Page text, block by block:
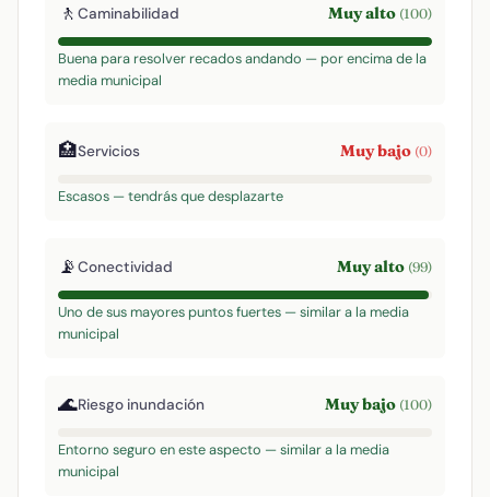
🚶 Caminabilidad Muy alto (100)
Buena para resolver recados andando — por encima de la
media municipal
🏥Servicios Muy bajo (0)
Escasos — tendrás que desplazarte
📡Conectividad Muy alto (99)
Uno de sus mayores puntos fuertes — similar a la media
municipal
🌊Riesgo inundación Muy bajo (100)
Entorno seguro en este aspecto — similar a la media
municipal